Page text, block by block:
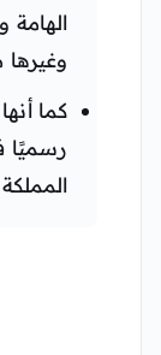
الهامة
كما
رسميًا